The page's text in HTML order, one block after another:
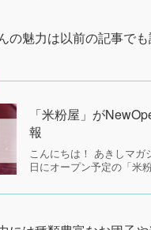
線昭島駅より徒歩約1分
（セイムス側）を降り